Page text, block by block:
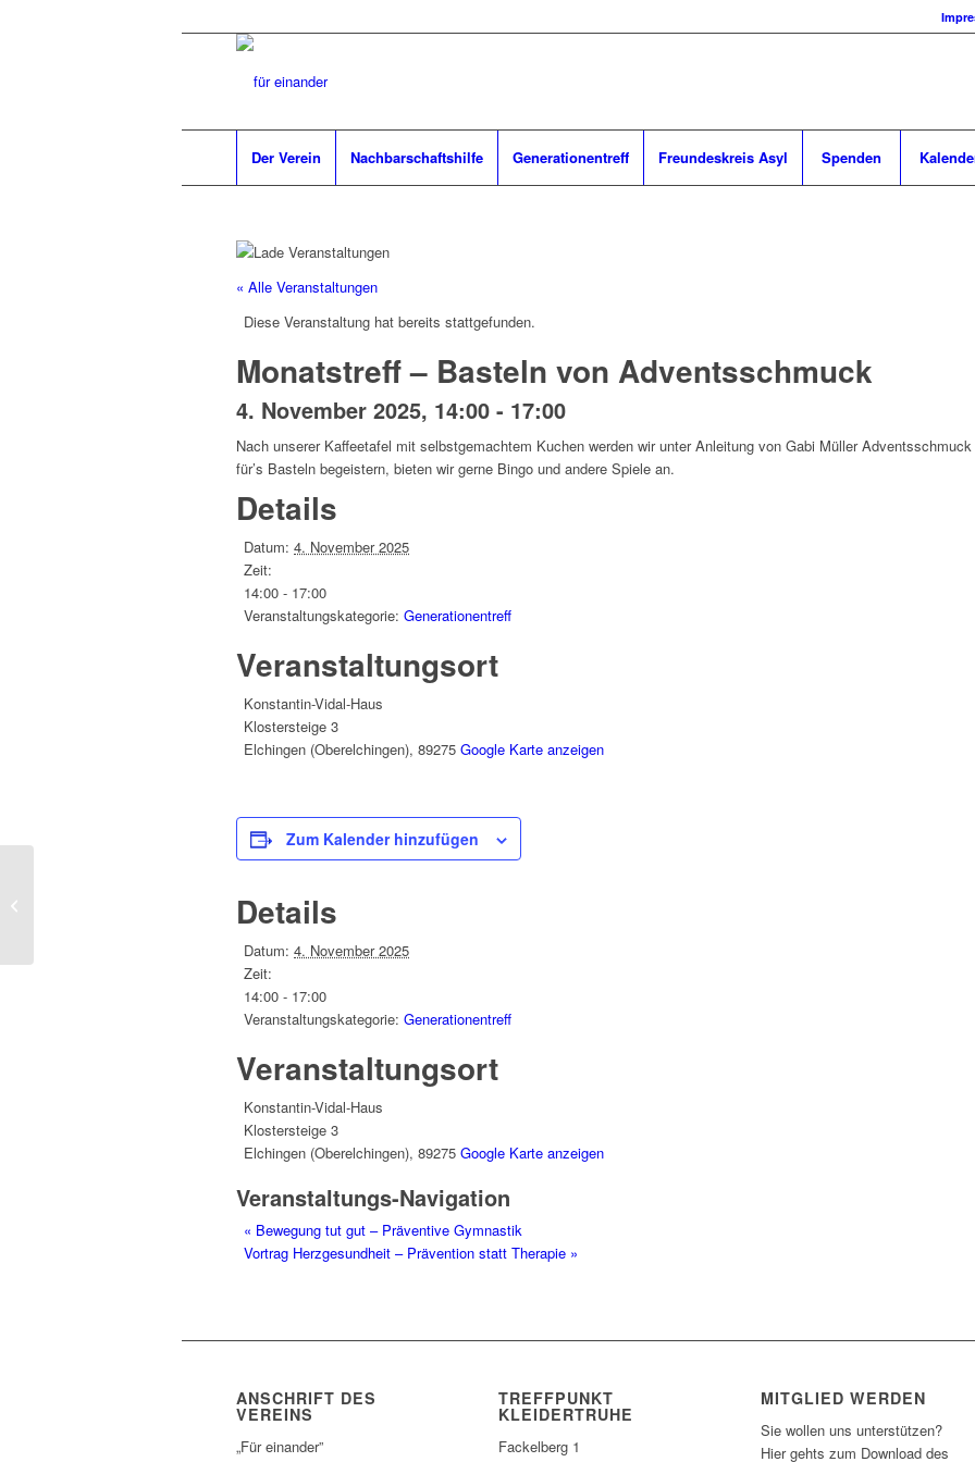
Der Verein Nachbarschaftshilfe Generationentreff Freundeskreis Asyl Spenden
« Alle Veranstaltungen
Diese Veranstaltung hat bereits stattgefunden.
Monatstreff – Basteln von Adventsschmuck
4. November 2025, 14:00 - 17:00
Nach unserer Kaffeetafel mit selbstgemachtem Kuchen werden wir unter Anleitung von Gabi Müller
für’s Basteln begeistern, bieten wir gerne Bingo und andere Spiele an.
Details
Datum: 4. November 2025
Zeit:
14:00 - 17:00
Veranstaltungskategorie: Generationentreff
Veranstaltungsort
Konstantin-Vidal-Haus
Klostersteige 3
Elchingen (Oberelchingen), 89275 Google Karte anzeigen
Zum Kalender hinzufügen
Details
Datum: 4. November 2025
Zeit:
14:00 - 17:00
Veranstaltungskategorie: Generationentreff
Veranstaltungsort
Konstantin-Vidal-Haus
Klostersteige 3
Elchingen (Oberelchingen), 89275 Google Karte anzeigen
Veranstaltungs-Navigation
« Bewegung tut gut – Präventive Gymnastik
Vortrag Herzgesundheit – Prävention statt Therapie »
ANSCHRIFT DES
VEREINS
„Für einander”
TREFFPUNKT
KLEIDERTRUHE
Fackelberg 1
MITGLIED WERDEN
Sie wollen uns unterstützen?
Hier gehts zum Download des